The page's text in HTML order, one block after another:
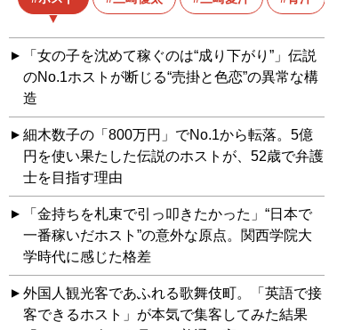
「女の子を沈めて稼ぐのは“成り下がり”」伝説
のNo.1ホストが断じる“売掛と色恋”の異常な構
造
細木数子の「800万円」でNo.1から転落。5億
円を使い果たした伝説のホストが、52歳で弁護
士を目指す理由
「金持ちを札束で引っ叩きたかった」“日本で
一番稼いだホスト”の意外な原点。関西学院大
学時代に感じた格差
外国人観光客であふれる歌舞伎町。「英語で接
客できるホスト」が本気で集客してみた結果